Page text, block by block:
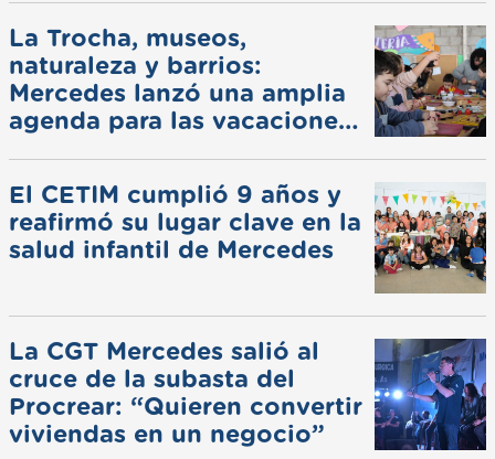
La Trocha, museos,
naturaleza y barrios:
Mercedes lanzó una amplia
agenda para las vacaciones
El CETIM cumplió 9 años y
reafirmó su lugar clave en la
salud infantil de Mercedes
La CGT Mercedes salió al
cruce de la subasta del
Procrear: “Quieren convertir
viviendas en un negocio”